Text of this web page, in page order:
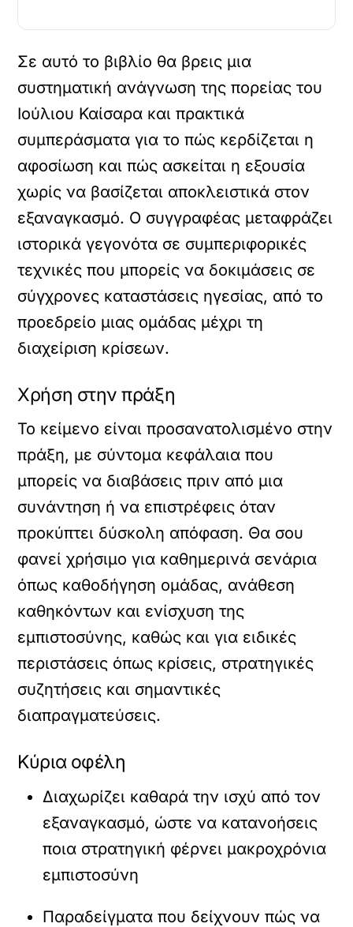
Σε αυτό το βιβλίο θα βρεις μια
συστηματική ανάγνωση της πορείας του
Ιούλιου Καίσαρα και πρακτικά
συμπεράσματα για το πώς κερδίζεται η
αφοσίωση και πώς ασκείται η εξουσία
χωρίς να βασίζεται αποκλειστικά στον
εξαναγκασμό. Ο συγγραφέας μεταφράζει
ιστορικά γεγονότα σε συμπεριφορικές
τεχνικές που μπορείς να δοκιμάσεις σε
σύγχρονες καταστάσεις ηγεσίας, από το
προεδρείο μιας ομάδας μέχρι τη
διαχείριση κρίσεων.
Χρήση στην πράξη
Το κείμενο είναι προσανατολισμένο στην
πράξη, με σύντομα κεφάλαια που
μπορείς να διαβάσεις πριν από μια
συνάντηση ή να επιστρέφεις όταν
προκύπτει δύσκολη απόφαση. Θα σου
φανεί χρήσιμο για καθημερινά σενάρια
όπως καθοδήγηση ομάδας, ανάθεση
καθηκόντων και ενίσχυση της
εμπιστοσύνης, καθώς και για ειδικές
περιστάσεις όπως κρίσεις, στρατηγικές
συζητήσεις και σημαντικές
διαπραγματεύσεις.
Κύρια οφέλη
Διαχωρίζει καθαρά την ισχύ από τον
εξαναγκασμό, ώστε να κατανοήσεις
ποια στρατηγική φέρνει μακροχρόνια
εμπιστοσύνη
Παραδείγματα που δείχνουν πώς να